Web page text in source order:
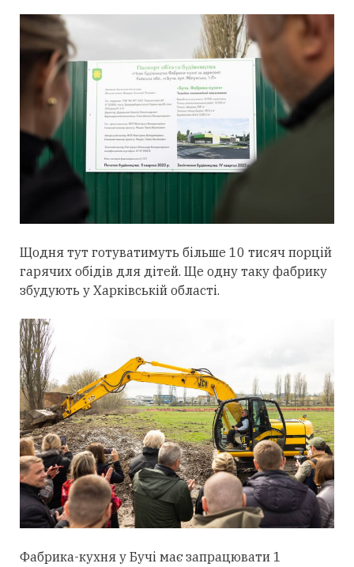
Щодня тут готуватимуть більше 10 тисяч порцій
гарячих обідів для дітей. Ще одну таку фабрику
збудують у Харківській області.
Фабрика-кухня у Бучі має запрацювати 1